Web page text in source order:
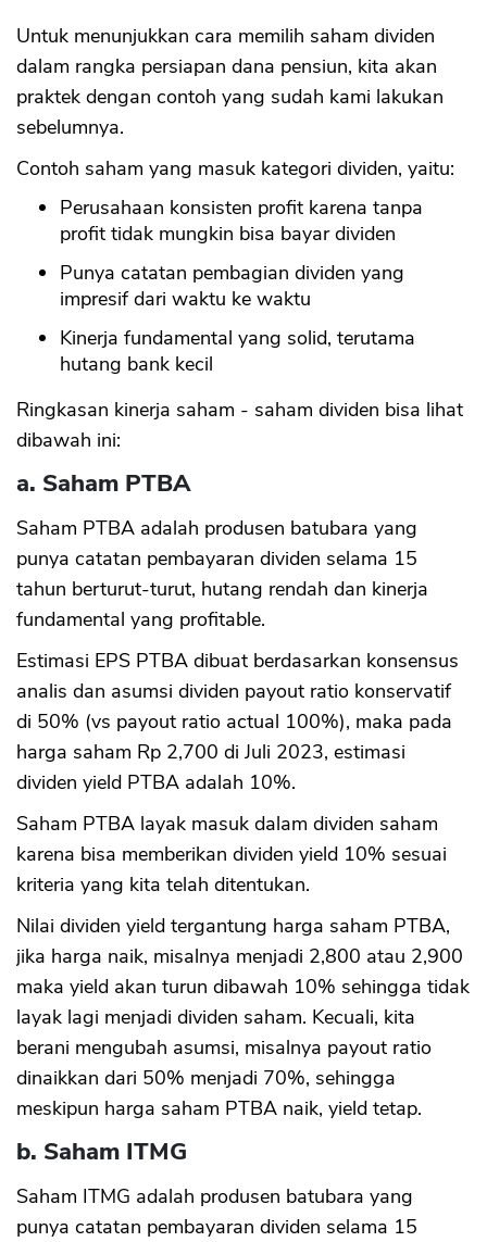
Untuk menunjukkan cara memilih saham dividen
dalam rangka persiapan dana pensiun, kita akan
praktek dengan contoh yang sudah kami lakukan
sebelumnya.
Contoh saham yang masuk kategori dividen, yaitu:
Perusahaan konsisten profit karena tanpa
profit tidak mungkin bisa bayar dividen
Punya catatan pembagian dividen yang
impresif dari waktu ke waktu
Kinerja fundamental yang solid, terutama
hutang bank kecil
Ringkasan kinerja saham - saham dividen bisa lihat
dibawah ini:
a. Saham PTBA
Saham PTBA adalah produsen batubara yang
punya catatan pembayaran dividen selama 15
tahun berturut-turut, hutang rendah dan kinerja
fundamental yang profitable.
Estimasi EPS PTBA dibuat berdasarkan konsensus
analis dan asumsi dividen payout ratio konservatif
di 50% (vs payout ratio actual 100%), maka pada
harga saham Rp 2,700 di Juli 2023, estimasi
dividen yield PTBA adalah 10%.
Saham PTBA layak masuk dalam dividen saham
karena bisa memberikan dividen yield 10% sesuai
kriteria yang kita telah ditentukan.
Nilai dividen yield tergantung harga saham PTBA,
jika harga naik, misalnya menjadi 2,800 atau 2,900
maka yield akan turun dibawah 10% sehingga tidak
layak lagi menjadi dividen saham. Kecuali, kita
berani mengubah asumsi, misalnya payout ratio
dinaikkan dari 50% menjadi 70%, sehingga
meskipun harga saham PTBA naik, yield tetap.
b. Saham ITMG
Saham ITMG adalah produsen batubara yang
punya catatan pembayaran dividen selama 15
OK
CANCEL